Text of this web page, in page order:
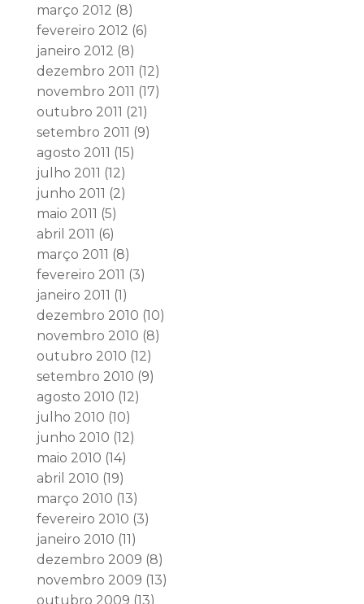
março 2012 (8)
fevereiro 2012 (6)
janeiro 2012 (8)
dezembro 2011 (12)
novembro 2011 (17)
outubro 2011 (21)
setembro 2011 (9)
agosto 2011 (15)
julho 2011 (12)
junho 2011 (2)
maio 2011 (5)
abril 2011 (6)
março 2011 (8)
fevereiro 2011 (3)
janeiro 2011 (1)
dezembro 2010 (10)
novembro 2010 (8)
outubro 2010 (12)
setembro 2010 (9)
agosto 2010 (12)
julho 2010 (10)
junho 2010 (12)
maio 2010 (14)
abril 2010 (19)
março 2010 (13)
fevereiro 2010 (3)
janeiro 2010 (11)
dezembro 2009 (8)
novembro 2009 (13)
outubro 2009 (13)